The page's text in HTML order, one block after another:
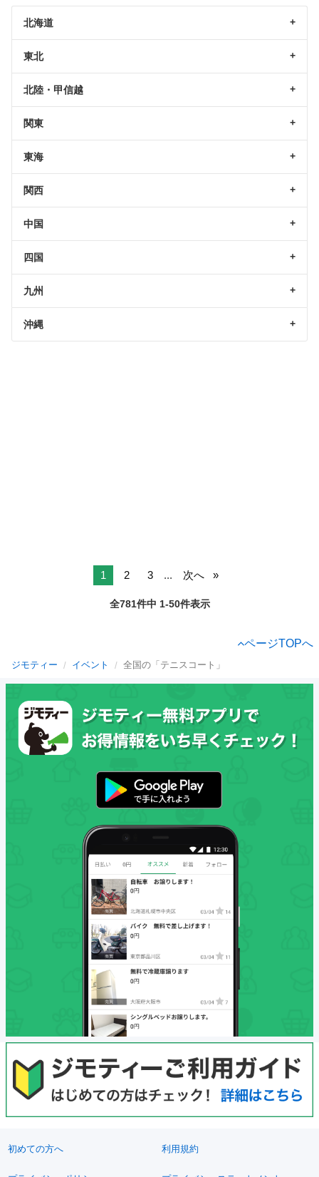
北海道
東北
北陸・甲信越
関東
東海
関西
中国
四国
九州
沖縄
1 2 3 ... 次へ
全781件中 1-50件表示
ページTOPへ
ジモティー イベント 全国の「テニスコート」
初めての方へ 利用規約